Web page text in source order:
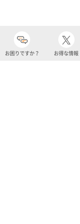
お困りですか？ お得な情報